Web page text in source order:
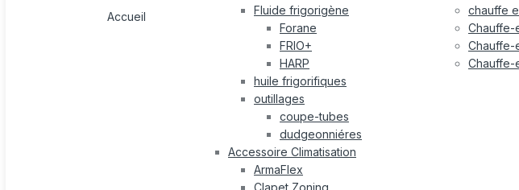
Accueil
Fluide frigorigène
Forane
FRIO+
HARP
huile frigorifiques
outillages
coupe-tubes
dudgeonniéres
Accessoire Climatisation
ArmaFlex
Clapet Zoning
chauffe
Chauffe-
Chauffe-
Chauffe-